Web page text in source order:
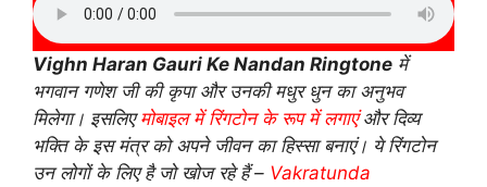
Vighn Haran Gauri Ke Nandan Ringtone में
भगवान गणेश जी की कृपा और उनकी मधुर धुन का अनुभव
मिलेगा। इसलिएमोबाइल में रिंगटोन के रूप में लगाएंऔर दिव्य
भक्ति के इस मंत्र को अपने जीवन का हिस्सा बनाएं। ये रिंगटोन
उन लोगों के लिए है जो खोज रहे हैं – Vakratunda